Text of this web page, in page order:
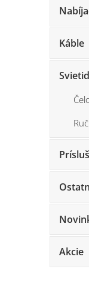
Káble
Akcie